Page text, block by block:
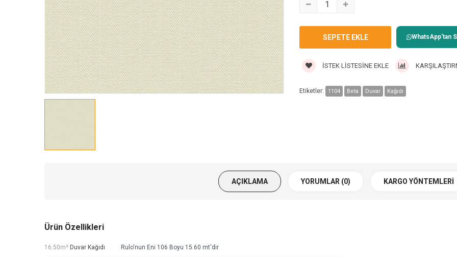
WhatsApp'tan
İSTEK LISTESINE EKLE
Etiketler: 1104 Beta Duvar Kağıdı
AÇIKLAMA YORUMLAR (0) KARGO YÖNTEMLERI
Ürün Özellikleri
16.50m² Duvar Kağıdı Rulo'nun Eni 106 Boyu 15.60 mt'dir